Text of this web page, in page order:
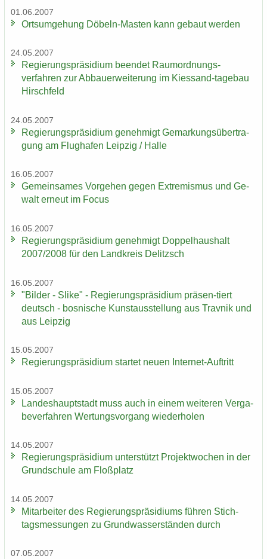
01.06.2007
Orts­um­ge­hung Döbeln-​Masten kann ge­baut wer­den
24.05.2007
Re­gie­rungs­prä­si­di­um be­en­det Raumordnungs-​
verfahren zur Ab­bau­erwei­te­rung im Kiessand-​tagebau
Hirsch­feld
24.05.2007
Re­gie­rungs­prä­si­di­um ge­neh­migt Ge­mar­kungs­über­tra­
gung am Flug­ha­fen Leip­zig / Halle
16.05.2007
Ge­mein­sa­mes Vor­ge­hen gegen Ex­tre­mis­mus und Ge­
walt er­neut im Focus
16.05.2007
Re­gie­rungs­prä­si­di­um ge­neh­migt Dop­pel­haus­halt
2007/2008 für den Land­kreis De­litzsch
16.05.2007
"Bil­der - Slike" - Re­gie­rungs­prä­si­di­um präsen-​tiert
deutsch - bos­ni­sche Kunst­aus­stel­lung aus Trav­nik und
aus Leip­zig
15.05.2007
Re­gie­rungs­prä­si­di­um star­tet neuen Internet-​Auftritt
15.05.2007
Lan­des­haupt­stadt muss auch in einem wei­te­ren Ver­ga­
be­ver­fah­ren Wer­tungs­vor­gang wie­der­ho­len
14.05.2007
Re­gie­rungs­prä­si­di­um un­ter­stützt Pro­jekt­wo­chen in der
Grund­schu­le am Floß­platz
14.05.2007
Mit­ar­bei­ter des Re­gie­rungs­prä­si­di­ums füh­ren Stich­
tags­mes­sun­gen zu Grund­was­ser­stän­den durch
07.05.2007